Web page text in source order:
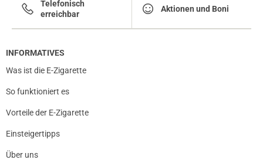
Telefonisch
erreichbar
Aktionen und Boni
INFORMATIVES
Was ist die E-Zigarette
So funktioniert es
Vorteile der E-Zigarette
Einsteigertipps
Über uns